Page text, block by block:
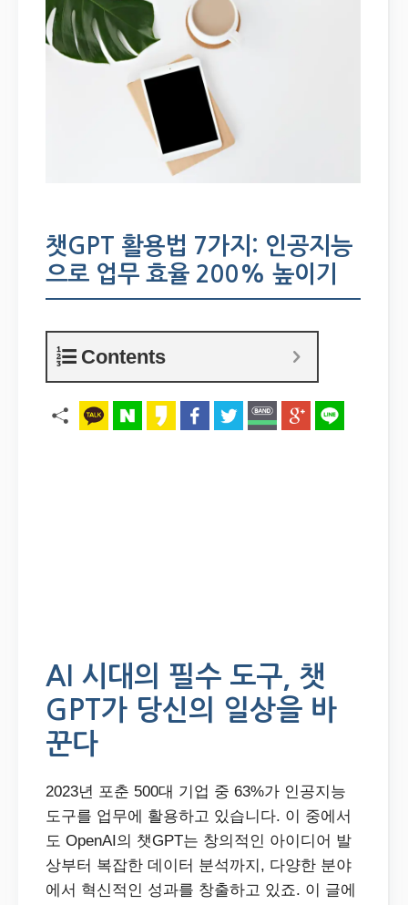
챗GPT 활용법 7가지: 인공지능
으로 업무 효율 200% 높이기
Contents
AI 시대의 필수 도구, 챗
GPT가 당신의 일상을 바
꾼다
2023년 포춘 500대 기업 중 63%가 인공지능
도구를 업무에 활용하고 있습니다. 이 중에서
도 OpenAI의 챗GPT는 창의적인 아이디어 발
상부터 복잡한 데이터 분석까지, 다양한 분야
에서 혁신적인 성과를 창출하고 있죠. 이 글에